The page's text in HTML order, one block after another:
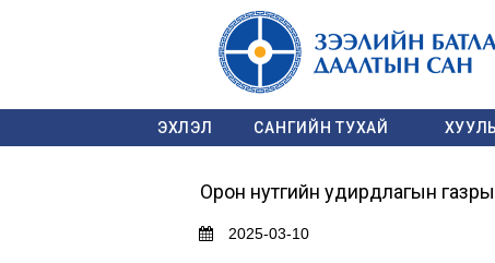
ЭХЛЭЛ САНГИЙН ТУХАЙ ХУУЛЬ
Орон нутгийн удирдлагын
2025-03-10